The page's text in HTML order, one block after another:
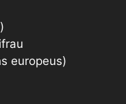
europeus)